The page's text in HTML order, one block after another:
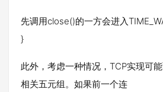
先调用close()的一方会进入
}
此外，考虑一种情况，TCP实现可
相关五元组。如果前一个连